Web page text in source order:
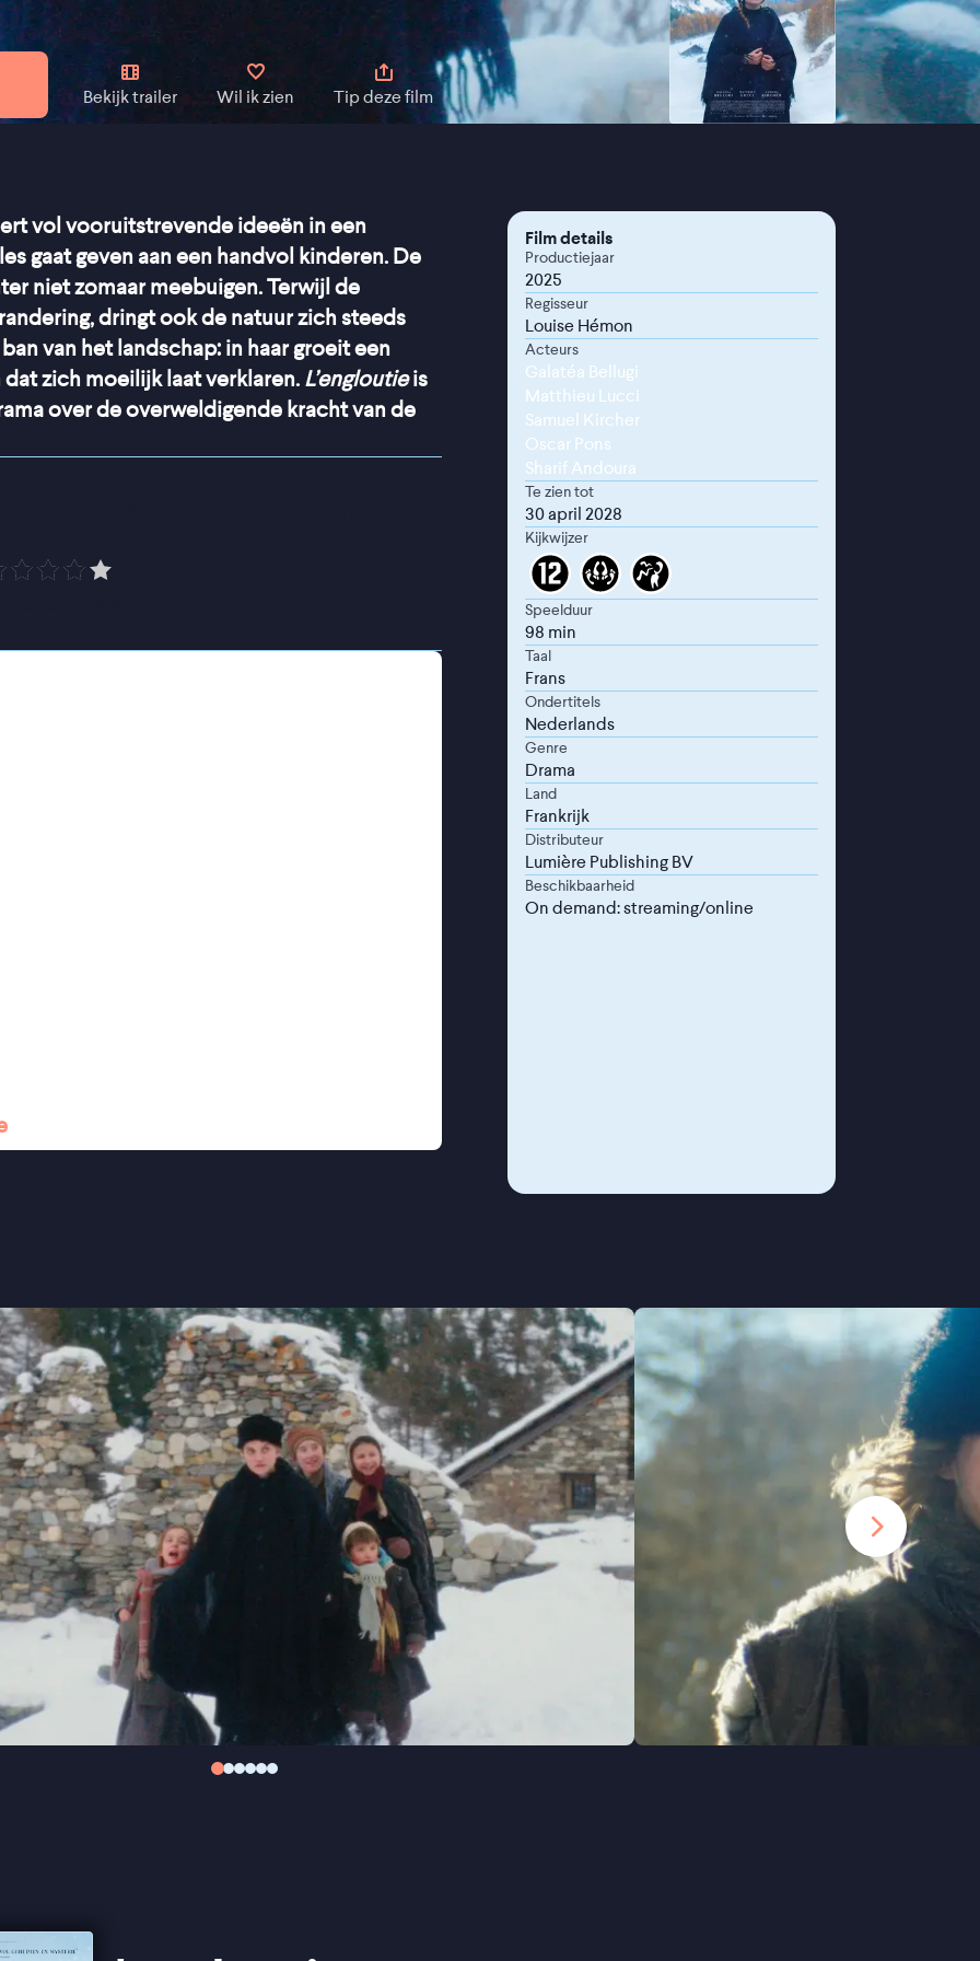
Bekijk trailer Wil ik zien Tip deze film
vol vooruitstrevende ideeën in een
gaat geven aan een handvol kinderen. De
niet zomaar meebuigen. Terwijl de
dringt ook de natuur zich steeds
van het landschap: in haar groeit een
zich moeilijk laat verklaren. L’engloutieis
over de overweldigende kracht van de
zorgen voor een groeiende afstand
Film details
Productiejaar
2025
Regisseur
Louise Hémon
Acteurs
Galatéa Bellugi
Matthieu Lucci
Samuel Kircher
Oscar Pons
Sharif Andoura
Te zien tot
30 april 2028
Kijkwijzer
Speelduur
98 min
Taal
Frans
Ondertitels
Nederlands
Genre
Drama
Land
Frankrijk
Distributeur
Lumière Publishing BV
Beschikbaarheid
On demand: streaming/online